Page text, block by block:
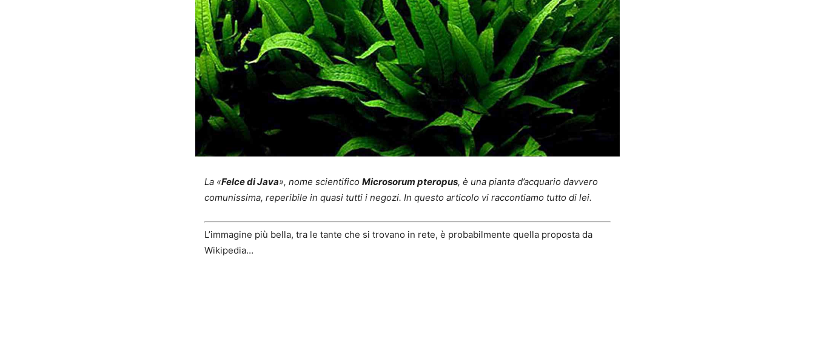
La «Felce di Java», nome scientifico Microsorum pteropus, è una pianta d’acquario davvero
comunissima, reperibile in quasi tutti i negozi. In questo articolo vi raccontiamo tutto di lei.
L’immagine più bella, tra le tante che si trovano in rete, è probabilmente quella proposta da
Wikipedia…